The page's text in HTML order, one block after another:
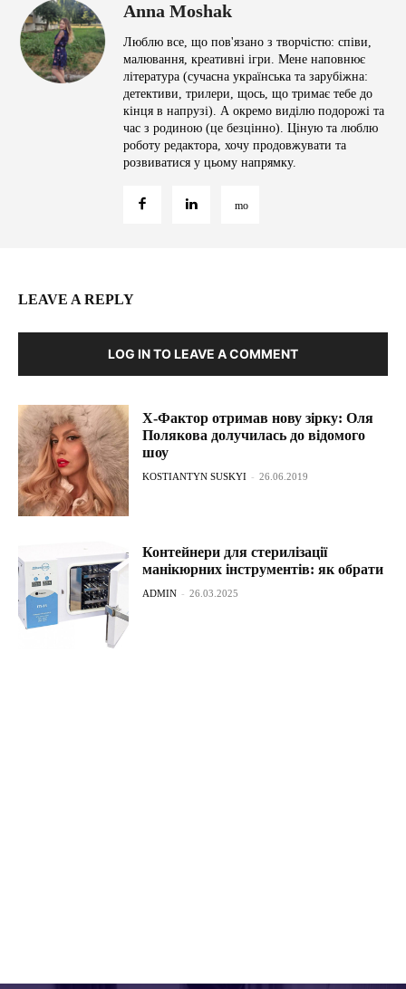
Anna Moshak
Люблю все, що пов'язано з творчістю: співи,
малювання, креативні ігри. Мене наповнює
література (сучасна українська та зарубіжна:
детективи, трилери, щось, що тримає тебе до
кінця в напрузі). А окремо виділю подорожі та
час з родиною (це безцінно). Ціную та люблю
роботу редактора, хочу продовжувати та
розвиватися у цьому напрямку.
LEAVE A REPLY
LOG IN TO LEAVE A COMMENT
Х-Фактор отримав нову зірку: Оля
Полякова долучилась до відомого
шоу
KOSTIANTYN SUSKYI - 26.06.2019
Контейнери для стерилізації
манікюрних інструментів: як обрати
ADMIN - 26.03.2025